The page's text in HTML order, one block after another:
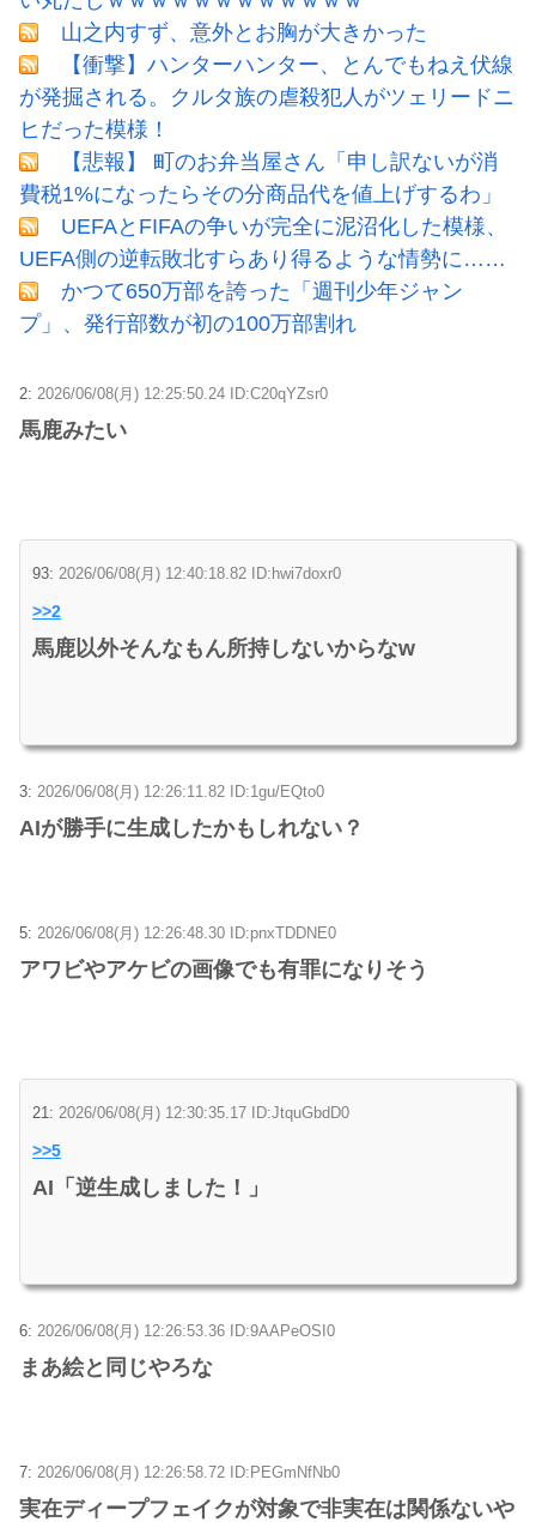
山之内すず、意外とお胸が大きかった
【衝撃】ハンターハンター、とんでもねえ伏線
が発掘される。クルタ族の虐殺犯人がツェリードニ
ヒだった模様！
【悲報】 町のお弁当屋さん「申し訳ないが消
費税1%になったらその分商品代を値上げするわ」
UEFAとFIFAの争いが完全に泥沼化した模様、
UEFA側の逆転敗北すらあり得るような情勢に……
かつて650万部を誇った「週刊少年ジャン
プ」、発行部数が初の100万部割れ
2: 2026/06/08(月) 12:25:50.24 ID:C20qYZsr0
馬鹿みたい
93: 2026/06/08(月) 12:40:18.82 ID:hwi7doxr0
>>2
馬鹿以外そんなもん所持しないからなw
3: 2026/06/08(月) 12:26:11.82 ID:1gu/EQto0
AIが勝手に生成したかもしれない？
5: 2026/06/08(月) 12:26:48.30 ID:pnxTDDNE0
アワビやアケビの画像でも有罪になりそう
21: 2026/06/08(月) 12:30:35.17 ID:JtquGbdD0
>>5
AI「逆生成しました！」
6: 2026/06/08(月) 12:26:53.36 ID:9AAPeOSI0
まあ絵と同じやろな
7: 2026/06/08(月) 12:26:58.72 ID:PEGmNfNb0
実在ディープフェイクが対象で非実在は関係ないや